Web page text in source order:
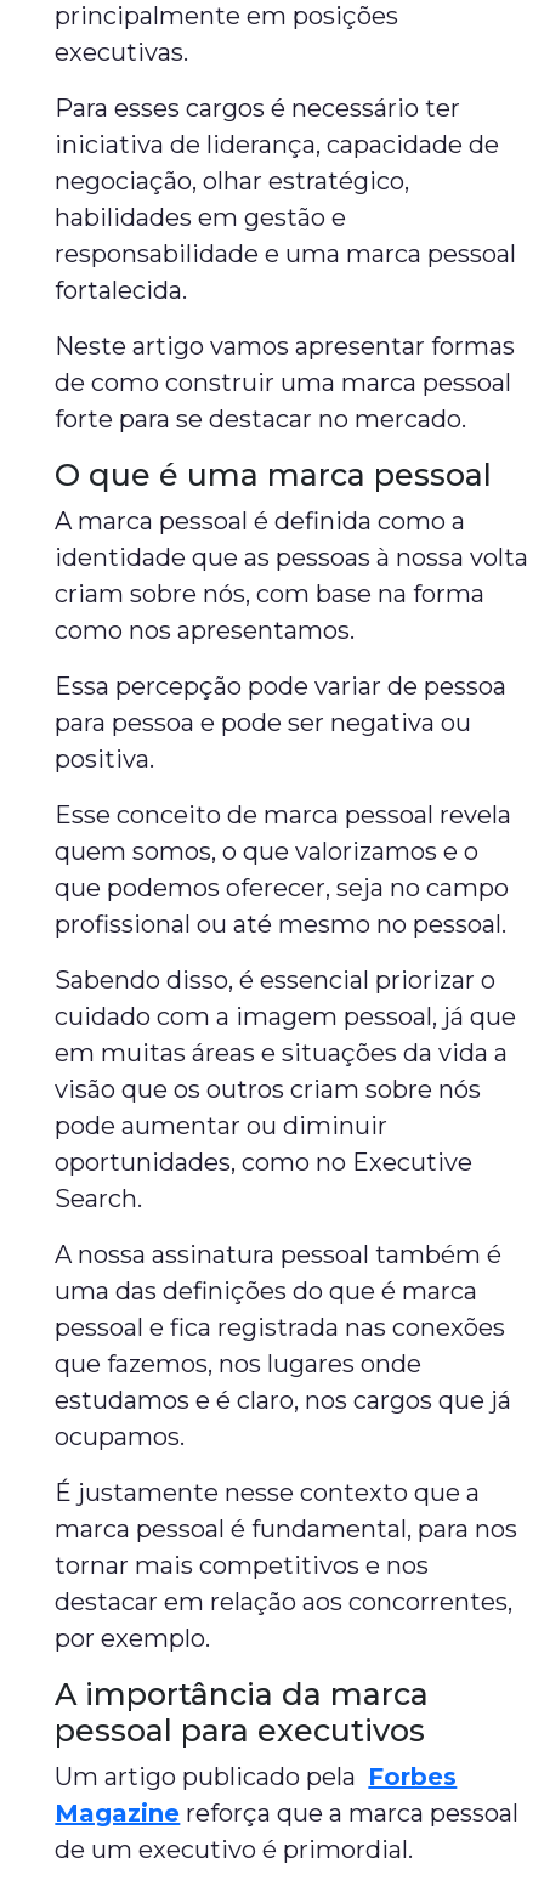
principalmente em posições
executivas.
Para esses cargos é necessário ter
iniciativa de liderança, capacidade de
negociação, olhar estratégico,
habilidades em gestão e
responsabilidade e uma marca pessoal
fortalecida.
Neste artigo vamos apresentar formas
de como construir uma marca pessoal
forte para se destacar no mercado.
O que é uma marca pessoal
A marca pessoal é definida como a
identidade que as pessoas à nossa volta
criam sobre nós, com base na forma
como nos apresentamos.
Essa percepção pode variar de pessoa
para pessoa e pode ser negativa ou
positiva.
Esse conceito de marca pessoal revela
quem somos, o que valorizamos e o
que podemos oferecer, seja no campo
profissional ou até mesmo no pessoal.
Sabendo disso, é essencial priorizar o
cuidado com a imagem pessoal, já que
em muitas áreas e situações da vida a
visão que os outros criam sobre nós
pode aumentar ou diminuir
oportunidades, como no Executive
Search.
A nossa assinatura pessoal também é
uma das definições do que é marca
pessoal e fica registrada nas conexões
que fazemos, nos lugares onde
estudamos e é claro, nos cargos que já
ocupamos.
É justamente nesse contexto que a
marca pessoal é fundamental, para nos
tornar mais competitivos e nos
destacar em relação aos concorrentes,
por exemplo.
A importância da marca
pessoal para executivos
Um artigo publicado pela Forbes
Magazine reforça que a marca pessoal
de um executivo é primordial.